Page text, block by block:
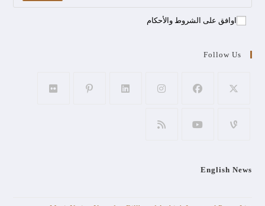
اوافق على الشروط والأحكام
Follow Us
English News